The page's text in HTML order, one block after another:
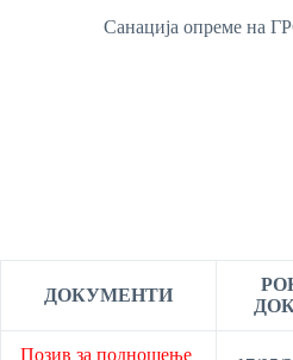
Санација опреме на
ДОКУМЕНТИ
Позив за подношење